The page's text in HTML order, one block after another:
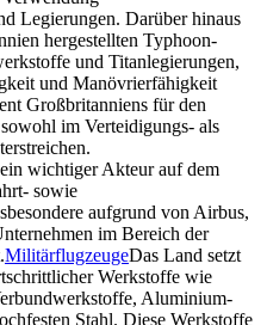
Legierungen. Darüber hinaus
hergestellten Typhoon-
und Titanlegierungen,
und Manövrierfähigkeit
Großbritanniens für den
im Verteidigungs- als
wichtiger Akteur auf dem
sowie
aufgrund von Airbus,
im Bereich der
MilitärflugzeugeDas Land setzt
Werkstoffe wie
Aluminium-
Stahl. Diese Werkstoffe